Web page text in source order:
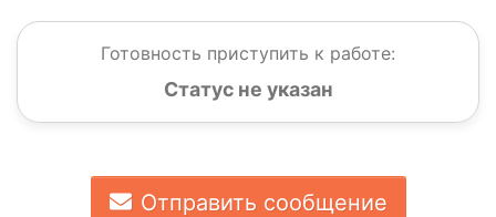
Готовность приступить к работе:
Статус не указан
Отправить сообщение